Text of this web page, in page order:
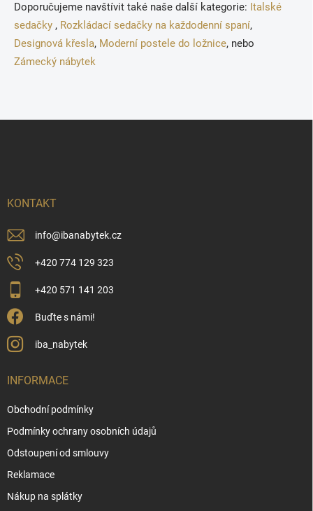
Doporučujeme navštívit také naše další kategorie: Italské
sedačky , Rozkládací sedačky na každodenní spaní,
Designová křesla, Moderní postele do ložnice, nebo
Zámecký nábytek
KONTAKT
info@ibanabytek.cz
+420 774 129 323
+420 571 141 203
Buďte s námi!
iba_nabytek
INFORMACE
Obchodní podmínky
Podmínky ochrany osobních údajů
Odstoupení od smlouvy
Reklamace
Nákup na splátky